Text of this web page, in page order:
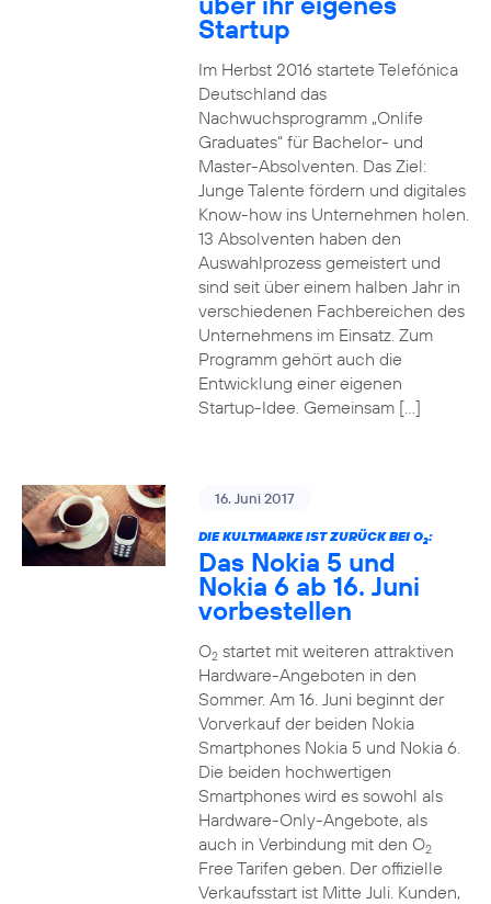
Startup
Im Herbst 2016 startete Telefónica
Deutschland das
Nachwuchsprogramm „Onlife
Graduates“ für Bachelor- und
Master-Absolventen. Das Ziel:
Junge Talente fördern und digitales
Know-how ins Unternehmen holen.
13 Absolventen haben den
Auswahlprozess gemeistert und
sind seit über einem halben Jahr in
verschiedenen Fachbereichen des
Unternehmens im Einsatz. Zum
Programm gehört auch die
Entwicklung einer eigenen
Startup-Idee. Gemeinsam […]
16. Juni 2017
DIE KULTMARKE IST ZURÜCK BEI O2:
Das Nokia 5 und
Nokia 6 ab 16. Juni
vorbestellen
O2startet mit weiteren attraktiven
Hardware-Angeboten in den
Sommer. Am 16. Juni beginnt der
Vorverkauf der beiden Nokia
Smartphones Nokia 5 und Nokia 6.
Die beiden hochwertigen
Smartphones wird es sowohl als
Hardware-Only-Angebote, als
auch in Verbindung mit den O2
Free Tarifen geben. Der offizielle
Verkaufsstart ist Mitte Juli. Kunden,